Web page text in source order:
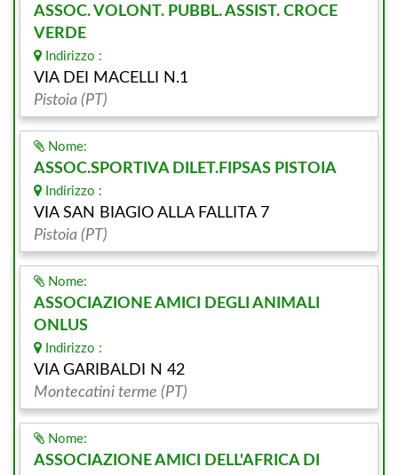
ASSOC. VOLONT. PUBBL. ASSIST. CROCE
VERDE
Indirizzo :
VIA DEI MACELLI N.1
Pistoia (PT)
Nome:
ASSOC.SPORTIVA DILET.FIPSAS PISTOIA
Indirizzo :
VIA SAN BIAGIO ALLA FALLITA 7
Pistoia (PT)
Nome:
ASSOCIAZIONE AMICI DEGLI ANIMALI
ONLUS
Indirizzo :
VIA GARIBALDI N 42
Montecatini terme (PT)
Nome:
ASSOCIAZIONE AMICI DELL'AFRICA DI